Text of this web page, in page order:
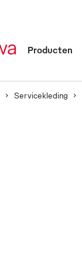
Producten
Servicekleding